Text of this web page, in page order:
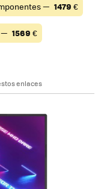
— 1479 €
— 1569 €
enlaces